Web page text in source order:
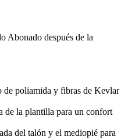
Abonado después de la
poliamida y fibras de Kevlar
de la plantilla para un confort
del talón y el mediopié para